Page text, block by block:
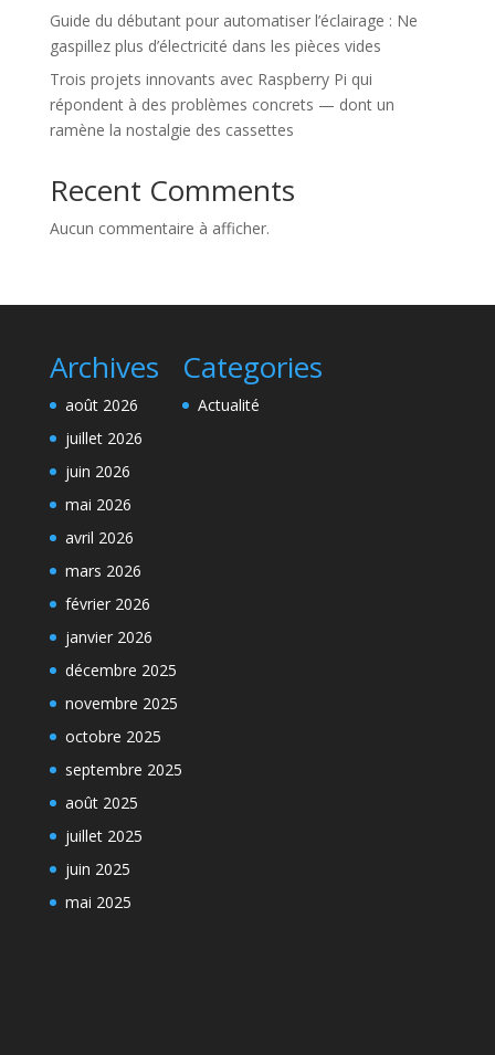
Guide du débutant pour automatiser l’éclairage : Ne
gaspillez plus d’électricité dans les pièces vides
Trois projets innovants avec Raspberry Pi qui
répondent à des problèmes concrets — dont un
ramène la nostalgie des cassettes
Recent Comments
Aucun commentaire à afficher.
Archives
août 2026
juillet 2026
juin 2026
mai 2026
avril 2026
mars 2026
février 2026
janvier 2026
décembre 2025
novembre 2025
octobre 2025
septembre 2025
août 2025
juillet 2025
juin 2025
mai 2025
Categories
Actualité